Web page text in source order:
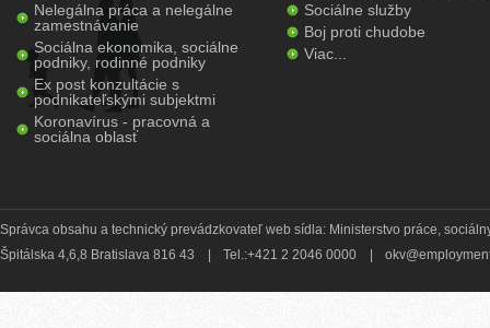
Nelegálna práca a nelegálne
zamestnávanie
Sociálna ekonomika, sociálne
podniky, rodinné podniky
Ex post konzultácie s
podnikateľskými subjektmi
Koronavírus - pracovná a
sociálna oblasť
Sociálne služby
Boj proti chudobe
Viac...
Správca obsahu a technický prevádzkovateľ web sídla: Ministerstvo práce,
Špitálska 4,6,8 Bratislava 816 43
Tel.:+421 2 2046 0000